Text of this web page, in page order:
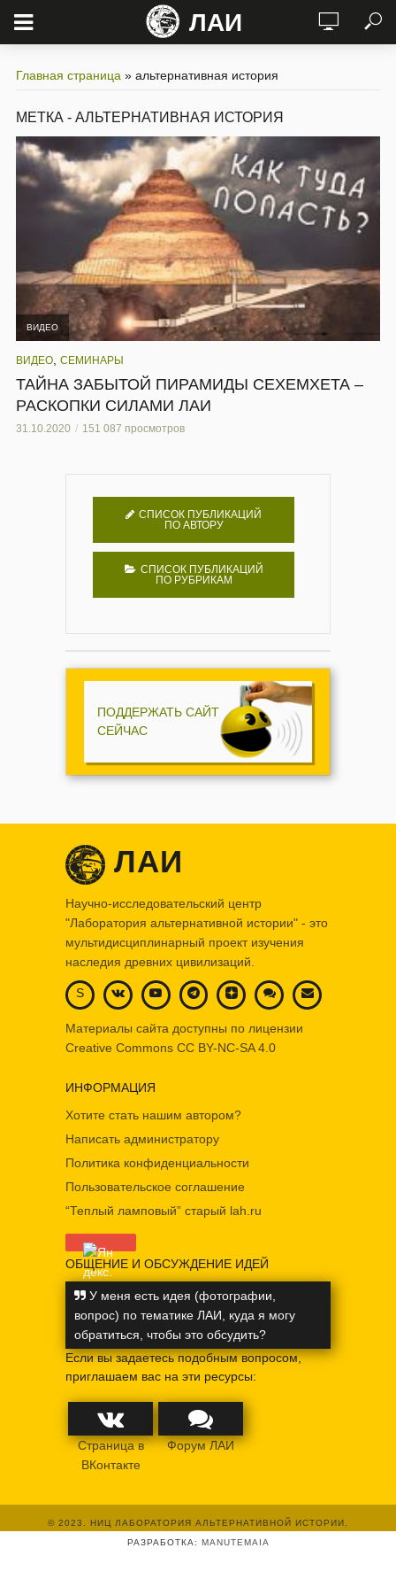
ЛАИ
Главная страница » альтернативная история
МЕТКА - АЛЬТЕРНАТИВНАЯ ИСТОРИЯ
ВИДЕО
ВИДЕО СЕМИНАРЫ
ТАЙНА ЗАБЫТОЙ ПИРАМИДЫ СЕХЕМХЕТА –
РАСКОПКИ СИЛАМИ ЛАИ
31.10.2020 151 087 просмотров
СПИСОК ПУБЛИКАЦИЙ
ПО АВТОРУ
СПИСОК ПУБЛИКАЦИЙ
ПО РУБРИКАМ
ПОДДЕРЖАТЬ САЙТ
СЕЙЧАС
ЛАИ
Научно-исследовательский центр
"Лаборатория альтернативной истории" - это
мультидисциплинарный проект изучения
наследия древних цивилизаций.
S
Материалы сайта доступны по лицензии
Creative Commons CC BY-NC-SA 4.0
ИНФОРМАЦИЯ
Хотите стать нашим автором?
Написать администратору
Политика конфиденциальности
Пользовательское соглашение
“Теплый ламповый” старый lah.ru
ОБЩЕНИЕ И ОБСУЖДЕНИЕ ИДЕЙ
У меня есть идея (фотографии,
вопрос) по тематике ЛАИ, куда я могу
обратиться, чтобы это обсудить?
Если вы задаетесь подобным вопросом,
приглашаем вас на эти ресурсы:
Страница в
ВКонтакте
Форум ЛАИ
© 2023. НИЦ ЛАБОРАТОРИЯ АЛЬТЕРНАТИВНОЙ ИСТОРИИ.
РАЗРАБОТКА: MANUTEMAIA